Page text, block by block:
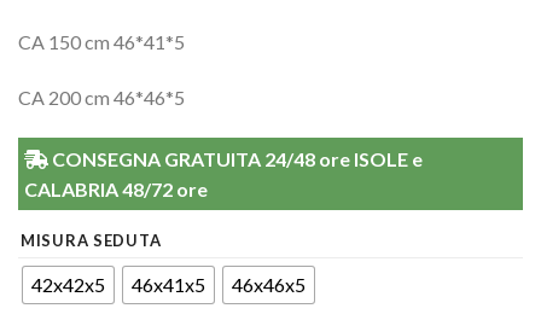
CA 150 cm 46*41*5
CA 200 cm 46*46*5
CONSEGNA GRATUITA 24/48 ore ISOLE e
CALABRIA 48/72 ore
MISURA SEDUTA
42x42x5 46x41x5 46x46x5